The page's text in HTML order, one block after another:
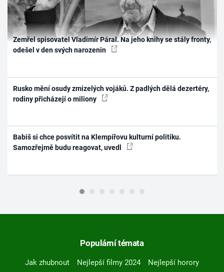
Zemřel spisovatel Vladimír Páral. Na jeho knihy se stály fronty,
odešel v den svých narozenin
Rusko mění osudy zmizelých vojáků. Z padlých dělá dezertéry,
rodiny přicházejí o miliony
Babiš si chce posvítit na Klempířovu kulturní politiku.
Samozřejmě budu reagovat, uvedl
Populární témata
Jak zhubnout Nejlepší filmy 2024
Nejlepší horory